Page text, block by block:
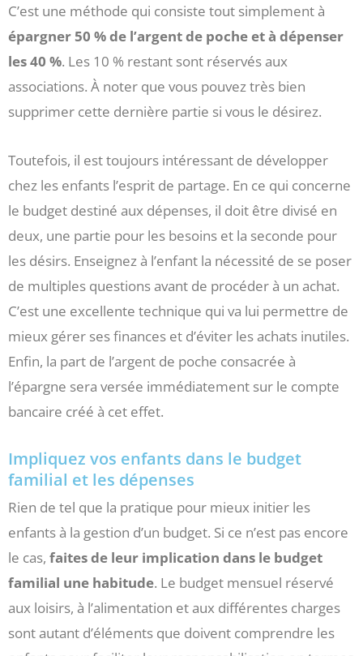
C’est une méthode qui consiste tout simplement à
épargner 50 % de l’argent de poche et à dépenser
les 40 %. Les 10 % restant sont réservés aux
associations. À noter que vous pouvez très bien
supprimer cette dernière partie si vous le désirez.
Toutefois, il est toujours intéressant de développer
chez les enfants l’esprit de partage. En ce qui concerne
le budget destiné aux dépenses, il doit être divisé en
deux, une partie pour les besoins et la seconde pour
les désirs. Enseignez à l’enfant la nécessité de se poser
de multiples questions avant de procéder à un achat.
C’est une excellente technique qui va lui permettre de
mieux gérer ses finances et d’éviter les achats inutiles.
Enfin, la part de l’argent de poche consacrée à
l’épargne sera versée immédiatement sur le compte
bancaire créé à cet effet.
Impliquez vos enfants dans le budget
familial et les dépenses
Rien de tel que la pratique pour mieux initier les
enfants à la gestion d’un budget. Si ce n’est pas encore
le cas, faites de leur implication dans le budget
familial une habitude. Le budget mensuel réservé
aux loisirs, à l’alimentation et aux différentes charges
sont autant d’éléments que doivent comprendre les